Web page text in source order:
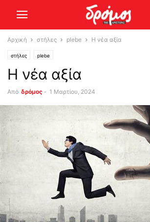
Αρχική στήλες plebe Η νέα αξία
στήλες plebe
Η νέα αξία
Από δρόμος - 1 Μαρτίου, 2024